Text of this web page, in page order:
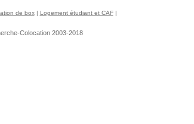
de box| Logement étudiant et CAF|
Colocation 2003-2018